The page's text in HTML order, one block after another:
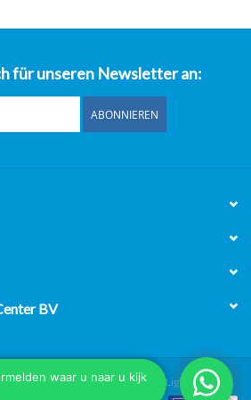
für unseren Newsletter an:
ABONNIEREN
BV
Center BV - Powered by Lightspeed